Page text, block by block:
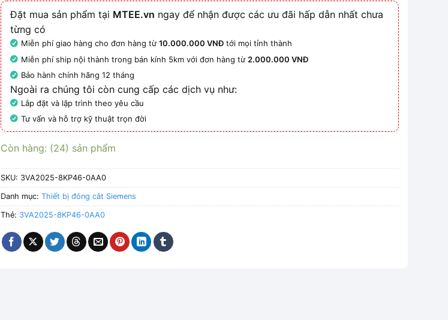
Đặt mua sản phẩm tại MTEE.vn ngay để nhận được các ưu đãi hấp dẫn nhất chưa
từng có
Miễn phí giao hàng cho đơn hàng từ10.000.000 VNĐ tới mọi tỉnh thành
Miễn phí ship nội thành trong bán kính 5km với đơn hàng từ 2.000.000 VNĐ
Bảo hành chính hãng 12 tháng
Ngoài ra chúng tôi còn cung cấp các dịch vụ như:
Lắp đặt và lập trình theo yêu cầu
Tư vấn và hỗ trợ kỹ thuật trọn đời
Còn hàng: (24) sản phẩm
SKU: 3VA2025-8KP46-0AA0
Danh mục:Thiết bị đóng cắt Siemens
Thẻ: 3VA2025-8KP46-0AA0